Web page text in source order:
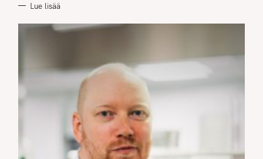
Lue lisää